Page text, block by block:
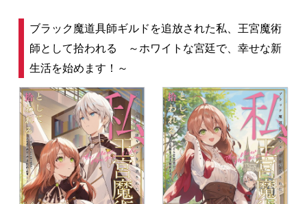
ブラック魔道具師ギルドを追放された私、王宮魔術
師として拾われる ～ホワイトな宮廷で、幸せな新
生活を始めます！～